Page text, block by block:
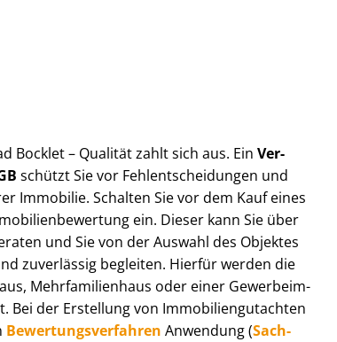
Bocklet – Qualität zahlt sich aus. Ein Ver­
schützt Sie vor Fehl­ent­schei­dun­gen und
Immobilie. Schalten Sie vor dem Kauf eines
ein. Dieser kann Sie über
und Sie von der Auswahl des Objektes
zuverlässig begleiten. Hierfür werden die
Mehr­fa­mi­li­en­haus oder einer Ge­wer­be­im­
Bei der Erstellung von Im­mo­bi­li­en­gut­ach­ten
Be­wer­tungs­ver­fah­ren Anwendung (Sach­